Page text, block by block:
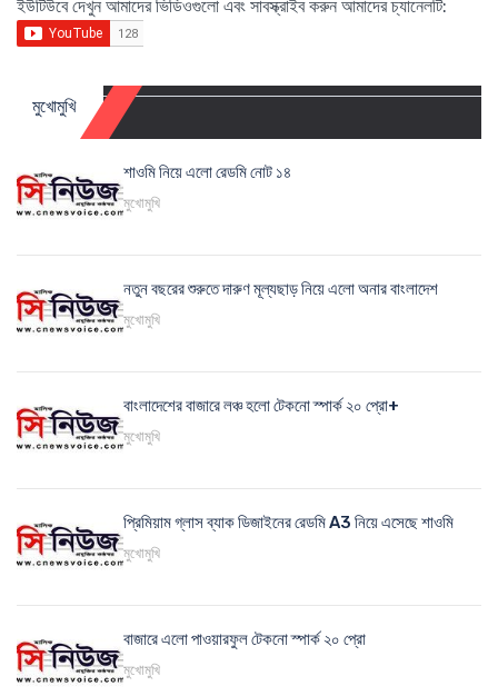
ইউটিউবে দেখুন আমাদের ভিডিওগুলো এবং সাবস্ক্রাইব করুন আমাদের চ্যানেলটি:
মুখোমুখি
শাওমি নিয়ে এলো রেডমি নোট ১৪
মুখোমুখি
নতুন বছরের শুরুতে দারুণ মূল্যছাড় নিয়ে এলো অনার বাংলাদেশ
মুখোমুখি
বাংলাদেশের বাজারে লঞ্চ হলো টেকনো স্পার্ক ২০ প্রো+
মুখোমুখি
প্রিমিয়াম গ্লাস ব্যাক ডিজাইনের রেডমি A3 নিয়ে এসেছে শাওমি
মুখোমুখি
বাজারে এলো পাওয়ারফুল টেকনো স্পার্ক ২০ প্রো
মুখোমুখি